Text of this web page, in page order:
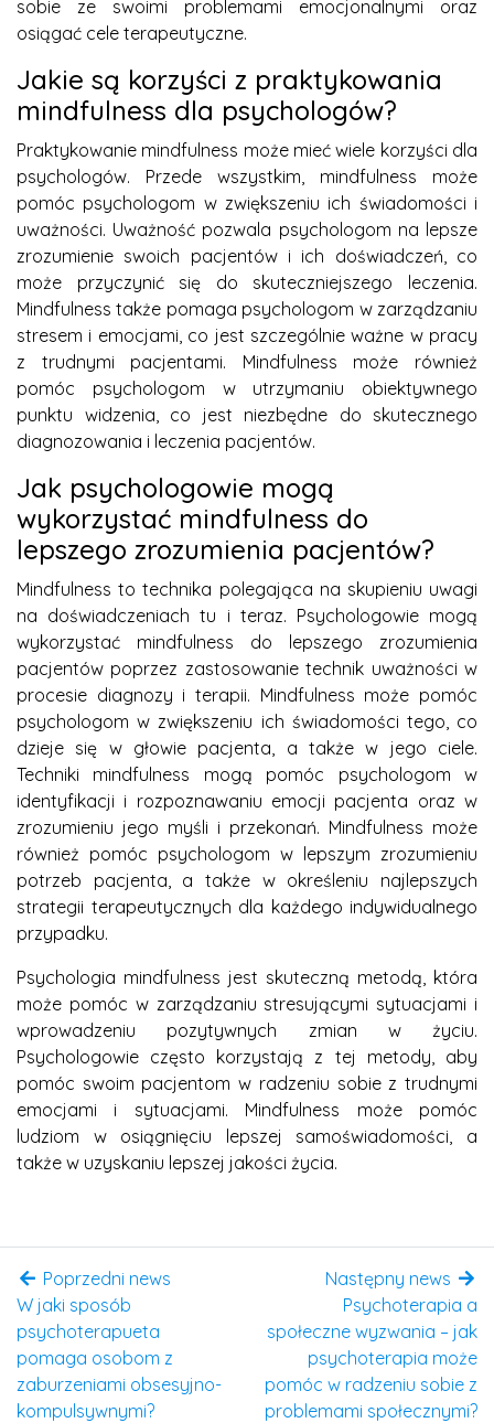
sobie ze swoimi problemami emocjonalnymi oraz
osiągać cele terapeutyczne.
Jakie są korzyści z praktykowania
mindfulness dla psychologów?
Praktykowanie mindfulness może mieć wiele korzyści dla
psychologów. Przede wszystkim, mindfulness może
pomóc psychologom w zwiększeniu ich świadomości i
uważności. Uważność pozwala psychologom na lepsze
zrozumienie swoich pacjentów i ich doświadczeń, co
może przyczynić się do skuteczniejszego leczenia.
Mindfulness także pomaga psychologom w zarządzaniu
stresem i emocjami, co jest szczególnie ważne w pracy
z trudnymi pacjentami. Mindfulness może również
pomóc psychologom w utrzymaniu obiektywnego
punktu widzenia, co jest niezbędne do skutecznego
diagnozowania i leczenia pacjentów.
Jak psychologowie mogą
wykorzystać mindfulness do
lepszego zrozumienia pacjentów?
Mindfulness to technika polegająca na skupieniu uwagi
na doświadczeniach tu i teraz. Psychologowie mogą
wykorzystać mindfulness do lepszego zrozumienia
pacjentów poprzez zastosowanie technik uważności w
procesie diagnozy i terapii. Mindfulness może pomóc
psychologom w zwiększeniu ich świadomości tego, co
dzieje się w głowie pacjenta, a także w jego ciele.
Techniki mindfulness mogą pomóc psychologom w
identyfikacji i rozpoznawaniu emocji pacjenta oraz w
zrozumieniu jego myśli i przekonań. Mindfulness może
również pomóc psychologom w lepszym zrozumieniu
potrzeb pacjenta, a także w określeniu najlepszych
strategii terapeutycznych dla każdego indywidualnego
przypadku.
Psychologia mindfulness jest skuteczną metodą, która
może pomóc w zarządzaniu stresującymi sytuacjami i
wprowadzeniu pozytywnych zmian w życiu.
Psychologowie często korzystają z tej metody, aby
pomóc swoim pacjentom w radzeniu sobie z trudnymi
emocjami i sytuacjami. Mindfulness może pomóc
ludziom w osiągnięciu lepszej samoświadomości, a
także w uzyskaniu lepszej jakości życia.
Poprzedni news
W jaki sposób
psychoterapueta
pomaga osobom z
zaburzeniami obsesyjno-
kompulsywnymi?
Następny news
Psychoterapia a
społeczne wyzwania – jak
psychoterapia może
pomóc w radzeniu sobie z
problemami społecznymi?